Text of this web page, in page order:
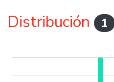
Distribución 1